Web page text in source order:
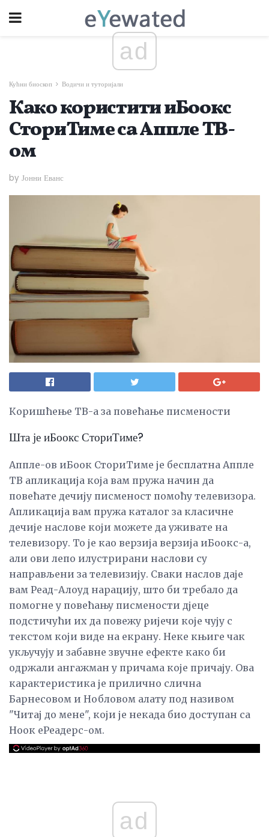
ad
Кућни биоскоп Водичи и туторијали
Како користити иБоокс
СториТиме са Аппле ТВ-
ом
by Јонни Еванс
Коришћење ТВ-а за повећање писмености
Шта је иБоокс СториТиме?
Аппле-ов иБоок СториТиме је бесплатна Аппле
ТВ апликација која вам пружа начин да
повећате дечију писменост помоћу телевизора.
Апликација вам пружа каталог за класичне
дечије наслове који можете да уживате на
телевизору. То је као верзија верзија иБоокс-а,
али ови лепо илустрирани наслови су
направљени за телевизију. Сваки наслов даје
вам Реад-Алоуд нарацију, што би требало да
помогне у повећању писмености дјеце
подстичући их да повежу ријечи које чују с
текстом који виде на екрану. Неке књиге чак
укључују и забавне звучне ефекте како би
одржали ангажман у причама које причају. Ова
карактеристика је прилично слична
Барнесовом и Нобловом алату под називом
"Читај до мене", који је некада био доступан са
Ноок еРеадерс-ом.
ad